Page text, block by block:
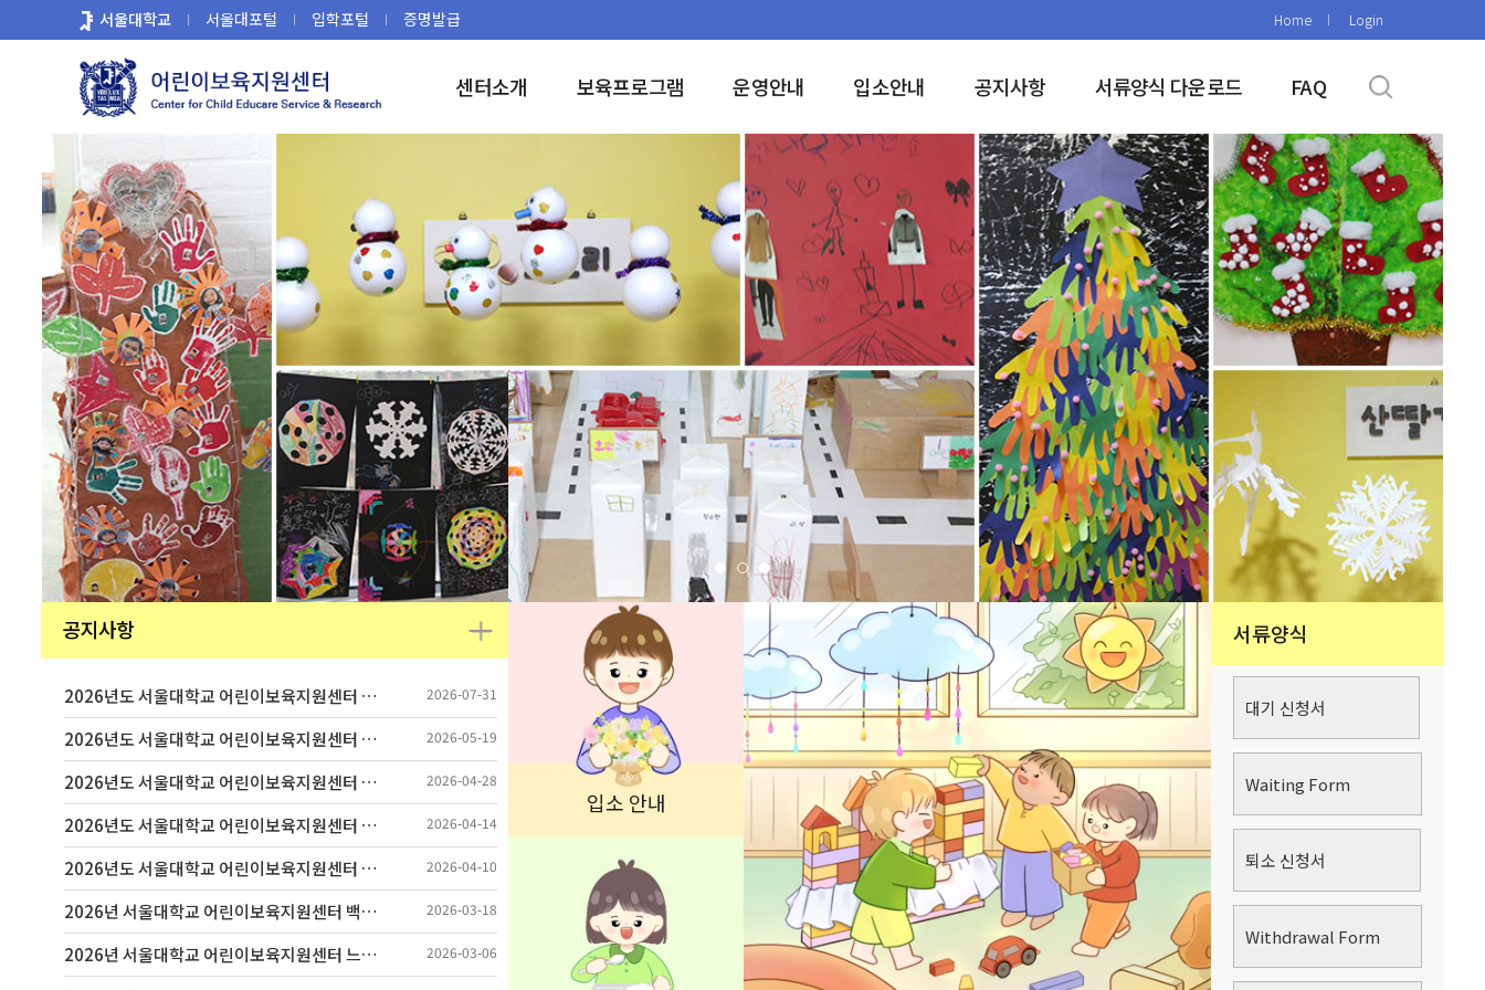
로
서울대학교 서울대포털 입학포털 증명발급 Home Login
센터소개 보육프로그램 운영안내 입소안내 공지사항 서류양식 다운로드 FAQ
공지사항
2026년도 서울대학교 어린이보육지원센터 백학어린이집 조리사 채용공고 2026-07-31
2026년도 서울대학교 어린이보육지원센터 백학·느티나무어린이집 영양사 채용 공고 2026-05-19
2026년도 서울대학교 어린이보육지원센터 백학어린이집 보육교사(기간제계약) 채용공고 2026-04-28
2026년도 서울대학교 어린이보육지원센터 백학어린이집 보육교사(기간제계약) 채용공고 2026-04-14
2026년도 서울대학교 어린이보육지원센터 보육교사(기간제계약) 채용공고 2026-04-10
2026년 서울대학교 어린이보육지원센터 백학어린이집 영상정보처리기기(CCTV) 내부관리계획 2026-03-18
2026년 서울대학교 어린이보육지원센터 느티나무어린이집 영상정보처리기기(CCTV) 내부관리계획 2026-03-06
입소 안내
서류양식
대기 신청서
Waiting Form
퇴소 신청서
Withdrawal Form